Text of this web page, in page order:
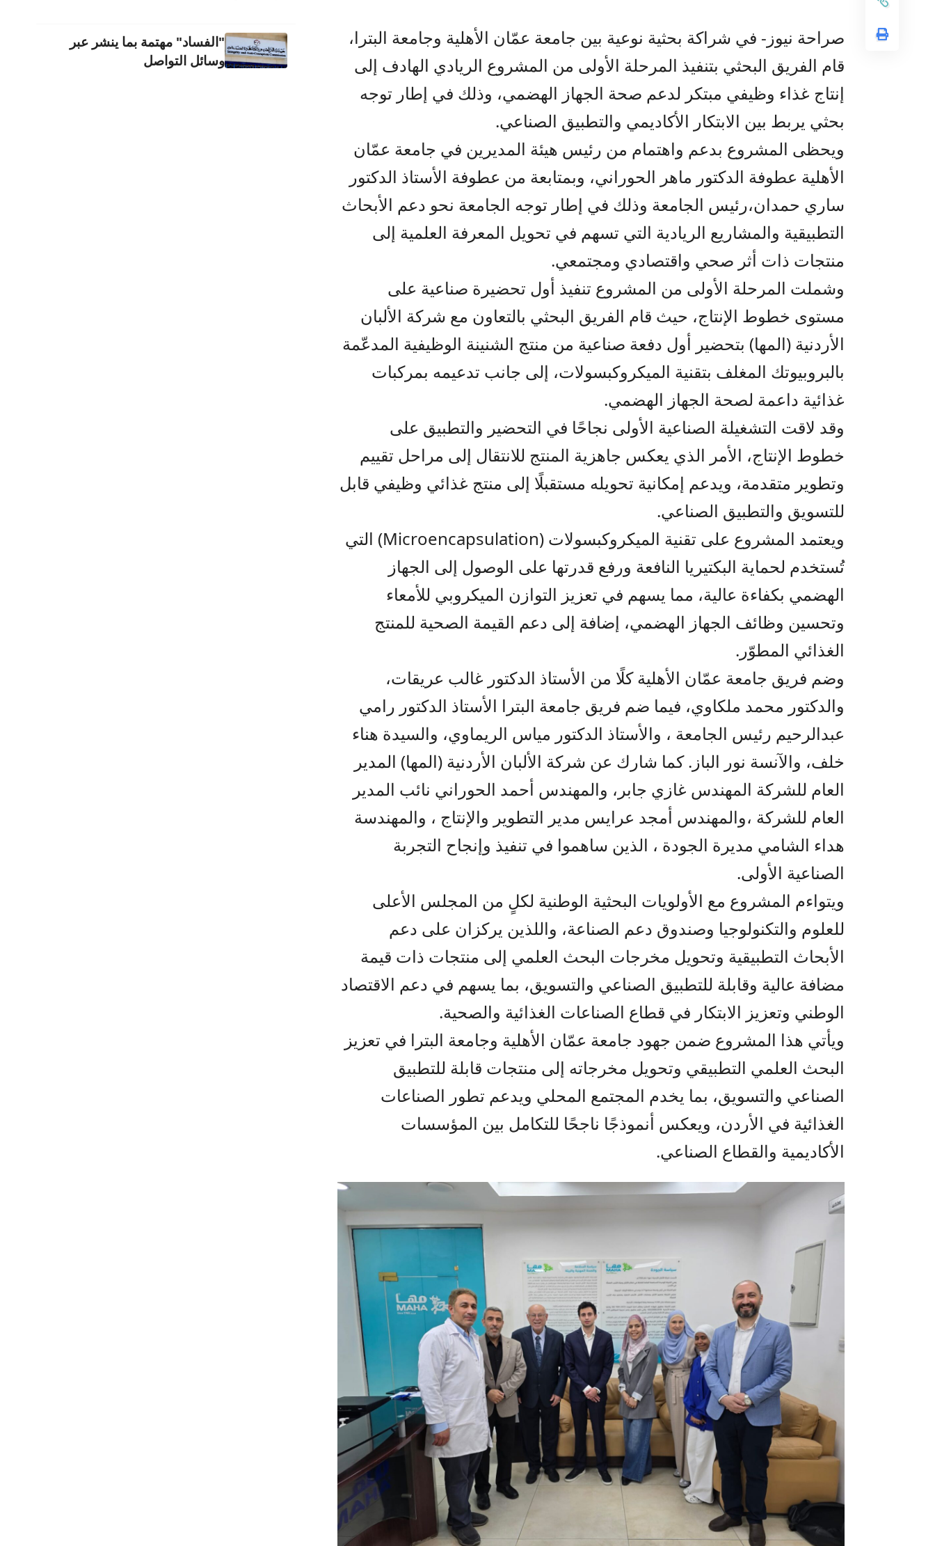
صراحة نيوز- في شراكة بحثية نوعية بين جامعة عمّان الأهلية وجامعة البترا،
قام الفريق البحثي بتنفيذ المرحلة الأولى من المشروع الريادي الهادف إلى
إنتاج غذاء وظيفي مبتكر لدعم صحة الجهاز الهضمي، وذلك في إطار توجه
بحثي يربط بين الابتكار الأكاديمي والتطبيق الصناعي.
ويحظى المشروع بدعم واهتمام من رئيس هيئة المديرين في جامعة عمّان
الأهلية عطوفة الدكتور ماهر الحوراني، وبمتابعة من عطوفة الأستاذ الدكتور
ساري حمدان،رئيس الجامعة وذلك في إطار توجه الجامعة نحو دعم الأبحاث
التطبيقية والمشاريع الريادية التي تسهم في تحويل المعرفة العلمية إلى
منتجات ذات أثر صحي واقتصادي ومجتمعي.
وشملت المرحلة الأولى من المشروع تنفيذ أول تحضيرة صناعية على
مستوى خطوط الإنتاج، حيث قام الفريق البحثي بالتعاون مع شركة الألبان
الأردنية (المها) بتحضير أول دفعة صناعية من منتج الشنينة الوظيفية المدعّمة
بالبروبيوتك المغلف بتقنية الميكروكبسولات، إلى جانب تدعيمه بمركبات
غذائية داعمة لصحة الجهاز الهضمي.
وقد لاقت التشغيلة الصناعية الأولى نجاحًا في التحضير والتطبيق على
خطوط الإنتاج، الأمر الذي يعكس جاهزية المنتج للانتقال إلى مراحل تقييم
وتطوير متقدمة، ويدعم إمكانية تحويله مستقبلًا إلى منتج غذائي وظيفي قابل
للتسويق والتطبيق الصناعي.
ويعتمد المشروع على تقنية الميكروكبسولات (Microencapsulation) التي
تُستخدم لحماية البكتيريا النافعة ورفع قدرتها على الوصول إلى الجهاز
الهضمي بكفاءة عالية، مما يسهم في تعزيز التوازن الميكروبي للأمعاء
وتحسين وظائف الجهاز الهضمي، إضافة إلى دعم القيمة الصحية للمنتج
الغذائي المطوّر.
وضم فريق جامعة عمّان الأهلية كلًا من الأستاذ الدكتور غالب عريقات،
والدكتور محمد ملكاوي، فيما ضم فريق جامعة البترا الأستاذ الدكتور رامي
عبدالرحيم رئيس الجامعة ، والأستاذ الدكتور مياس الريماوي، والسيدة هناء
خلف، والآنسة نور الباز. كما شارك عن شركة الألبان الأردنية (المها) المدير
العام للشركة المهندس غازي جابر، والمهندس أحمد الحوراني نائب المدير
العام للشركة ،والمهندس أمجد عرايس مدير التطوير والإنتاج ، والمهندسة
هداء الشامي مديرة الجودة ، الذين ساهموا في تنفيذ وإنجاح التجربة
الصناعية الأولى.
ويتواءم المشروع مع الأولويات البحثية الوطنية لكلٍ من المجلس الأعلى
للعلوم والتكنولوجيا وصندوق دعم الصناعة، واللذين يركزان على دعم
الأبحاث التطبيقية وتحويل مخرجات البحث العلمي إلى منتجات ذات قيمة
مضافة عالية وقابلة للتطبيق الصناعي والتسويق، بما يسهم في دعم الاقتصاد
الوطني وتعزيز الابتكار في قطاع الصناعات الغذائية والصحية.
ويأتي هذا المشروع ضمن جهود جامعة عمّان الأهلية وجامعة البترا في تعزيز
البحث العلمي التطبيقي وتحويل مخرجاته إلى منتجات قابلة للتطبيق
الصناعي والتسويق، بما يخدم المجتمع المحلي ويدعم تطور الصناعات
الغذائية في الأردن، ويعكس أنموذجًا ناجحًا للتكامل بين المؤسسات
الأكاديمية والقطاع الصناعي.
"الفساد" مهتمة بما ينشر عبر
وسائل التواصل